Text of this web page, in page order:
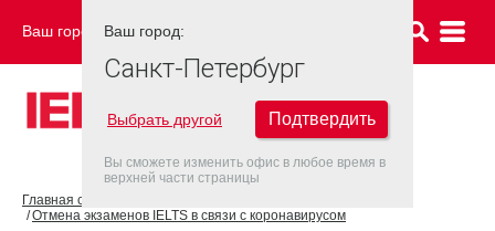
Ваш город: САНКТ-ПЕТЕРБУРГ
Главная страница
Отмена экзаменов IELTS в связи с коронавирусом
Ваш город:
Санкт-Петербург
Выбрать другой Подтвердить
Вы сможете изменить офис в любое время в
верхней части страницы